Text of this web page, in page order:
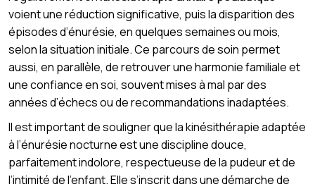
voient une réduction significative, puis la disparition des
épisodes d’énurésie, en quelques semaines ou mois,
selon la situation initiale. Ce parcours de soin permet
aussi, en parallèle, de retrouver une harmonie familiale et
une confiance en soi, souvent mises à mal par des
années d’échecs ou de recommandations inadaptées.
Il est important de souligner que la kinésithérapie adaptée
à l’énurésie nocturne est une discipline douce,
parfaitement indolore, respectueuse de la pudeur et de
l’intimité de l’enfant. Elle s’inscrit dans une démarche de